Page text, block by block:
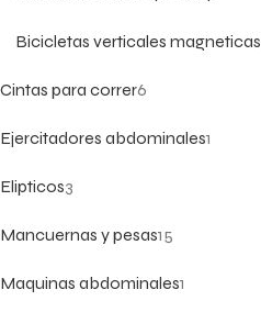
Bicicletas verticales magneticas
Cintas para correr6
Ejercitadores abdominales1
Elipticos3
Mancuernas y pesas15
Maquinas abdominales1